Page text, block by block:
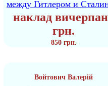
между Гитлером и
наклад
грн.
850 грн.
Войтович Валерій